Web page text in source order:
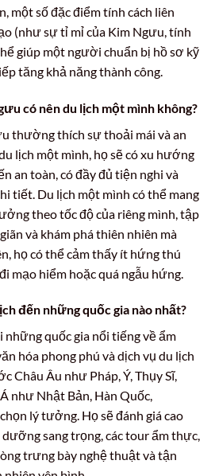
một số đặc điểm tính cách liên
(như sự tỉ mỉ của Kim Ngưu, tính
giúp một người chuẩn bị hồ sơ kỹ
tăng khả năng thành công.
có nên du lịch một mình không?
thường thích sự thoải mái và an
lịch một mình, họ sẽ có xu hướng
an toàn, có đầy đủ tiện nghi và
tiết. Du lịch một mình có thể mang
theo tốc độ của riêng mình, tập
và khám phá thiên nhiên mà
họ có thể cảm thấy ít hứng thú
mạo hiểm hoặc quá ngẫu hứng.
đến những quốc gia nào nhất?
quốc gia nổi tiếng về ẩm
hóa phong phú và dịch vụ du lịch
Châu Âu như Pháp, Ý, Thụy Sĩ,
như Nhật Bản, Hàn Quốc,
lý tưởng. Họ sẽ đánh giá cao
sang trọng, các tour ẩm thực,
trưng bày nghệ thuật và tận